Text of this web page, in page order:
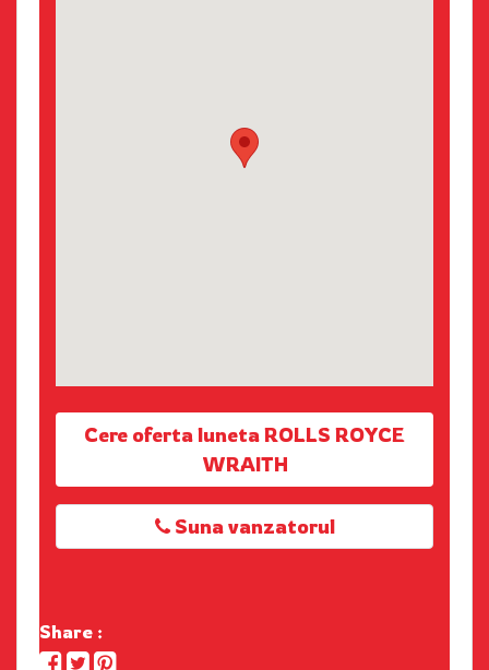
Cere oferta luneta ROLLS ROYCE
WRAITH
Suna vanzatorul
Share :